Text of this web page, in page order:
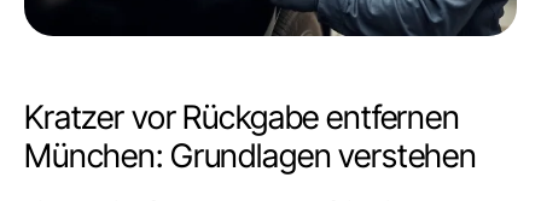
Kratzer vor Rückgabe entfernen
München: Grundlagen verstehen